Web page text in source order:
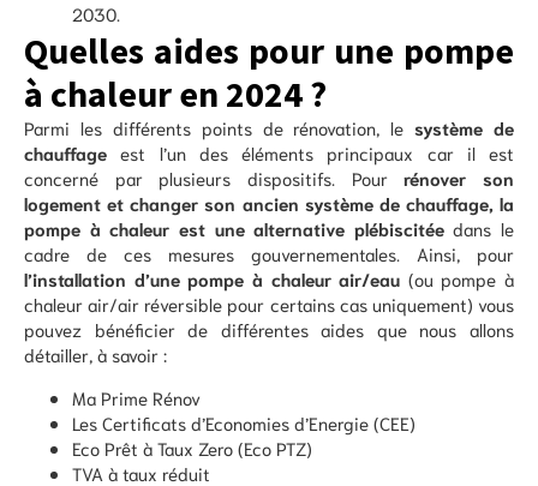
2030.
Quelles aides pour une pompe
à chaleur en 2024 ?
Parmi les différents points de rénovation, le système de
chauffage est l’un des éléments principaux car il est
concerné par plusieurs dispositifs. Pourrénover son
logement et changer son ancien système de chauffage, la
pompe à chaleur est une alternative plébiscitéedans le
cadre de ces mesures gouvernementales. Ainsi, pour
l’installation d’une pompe à chaleur air/eau (ou pompe à
chaleur air/air réversible pour certains cas uniquement) vous
pouvez bénéficier de différentes aides que nous allons
détailler, à savoir :
Ma Prime Rénov
Les Certificats d’Economies d’Energie (CEE)
Eco Prêt à Taux Zero (Eco PTZ)
TVA à taux réduit